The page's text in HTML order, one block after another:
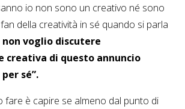
io non sono un creativo né sono
della creatività in sé quando si parla
non voglio discutere
creativa di questo annuncio
sé”.
fare è capire se almeno dal punto di